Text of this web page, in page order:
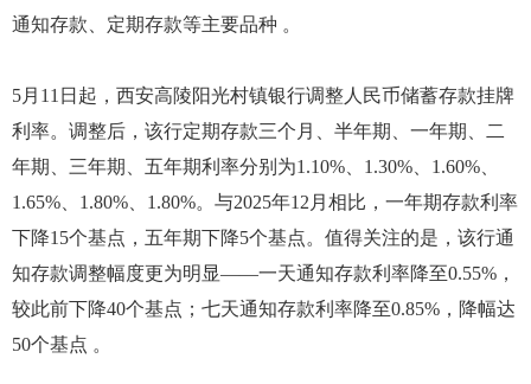
通知存款、定期存款等主要品种 。
5月11日起，西安高陵阳光村镇银行调整人民币储蓄存款挂牌
利率。调整后，该行定期存款三个月、半年期、一年期、二
年期、三年期、五年期利率分别为1.10%、1.30%、1.60%、
1.65%、1.80%、1.80%。与2025年12月相比，一年期存款利率
下降15个基点，五年期下降5个基点。值得关注的是，该行通
知存款调整幅度更为明显——一天通知存款利率降至0.55%，
较此前下降40个基点；七天通知存款利率降至0.85%，降幅达
50个基点 。